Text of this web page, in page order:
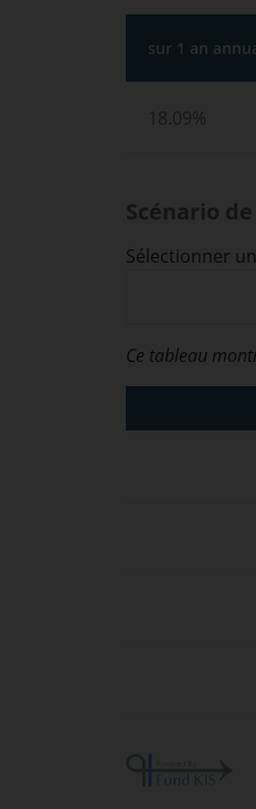
sur 1 an
18.09%
Scénario
Sélectionner
Ce tableau